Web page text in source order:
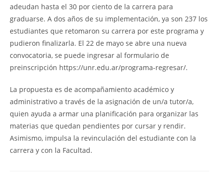
adeudan hasta el 30 por ciento de la carrera para
graduarse. A dos años de su implementación, ya son 237 los
estudiantes que retomaron su carrera por este programa y
pudieron finalizarla. El 22 de mayo se abre una nueva
convocatoria, se puede ingresar al formulario de
preinscripción https://unr.edu.ar/programa-regresar/.
La propuesta es de acompañamiento académico y
administrativo a través de la asignación de un/a tutor/a,
quien ayuda a armar una planificación para organizar las
materias que quedan pendientes por cursar y rendir.
Asimismo, impulsa la revinculación del estudiante con la
carrera y con la Facultad.